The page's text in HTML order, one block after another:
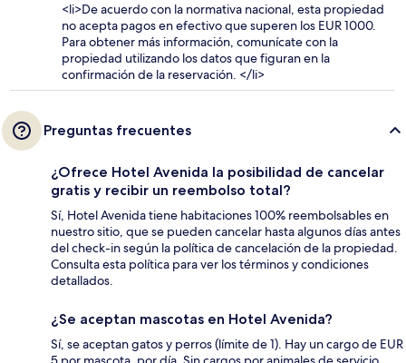
<li>De acuerdo con la normativa nacional, esta propiedad
no acepta pagos en efectivo que superen los EUR 1000.
Para obtener más información, comunícate con la
propiedad utilizando los datos que figuran en la
confirmación de la reservación. </li>
Preguntas frecuentes
¿Ofrece Hotel Avenida la posibilidad de cancelar
gratis y recibir un reembolso total?
Sí, Hotel Avenida tiene habitaciones 100% reembolsables en
nuestro sitio, que se pueden cancelar hasta algunos días antes
del check-in según la política de cancelación de la propiedad.
Consulta esta política para ver los términos y condiciones
detallados.
¿Se aceptan mascotas en Hotel Avenida?
Sí, se aceptan gatos y perros (límite de 1). Hay un cargo de EUR